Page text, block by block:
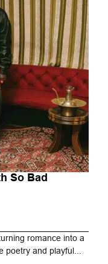
So Bad
romance into a
and playful...